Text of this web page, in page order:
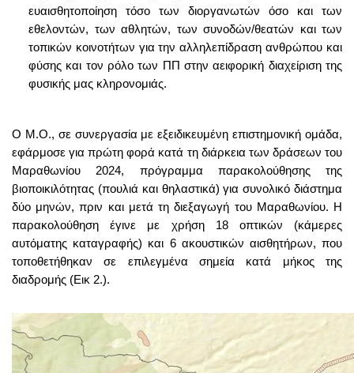
ευαισθητοποίηση τόσο των διοργανωτών όσο και των
εθελοντών, των αθλητών, των συνοδών/θεατών και των
τοπικών κοινοτήτων για την αλληλεπίδραση ανθρώπου και
φύσης και τον ρόλο των ΠΠ στην αειφορική διαχείριση της
φυσικής μας κληρονομιάς.
Ο Μ.Ο., σε συνεργασία με εξειδικευμένη επιστημονική ομάδα,
εφάρμοσε για πρώτη φορά κατά τη διάρκεια των δράσεων του
Μαραθωνίου 2024, πρόγραμμα παρακολούθησης της
βιοποικιλότητας (πουλιά και θηλαστικά) για συνολικό διάστημα
δύο μηνών, πριν και μετά τη διεξαγωγή του Μαραθωνίου. Η
παρακολούθηση έγινε με χρήση 18 οπτικών (κάμερες
αυτόματης καταγραφής) και 6 ακουστικών αισθητήρων, που
τοποθετήθηκαν σε επιλεγμένα σημεία κατά μήκος της
διαδρομής (Εικ 2.).